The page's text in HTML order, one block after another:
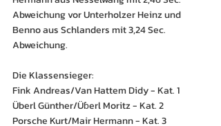
Abweichung vor Unterholzer Heinz und
Benno aus Schlanders mit 3,24 Sec.
Abweichung.
Die Klassensieger:
Fink Andreas/Van Hattem Didy - Kat. 1
Überl Günther/Üɓerl Moritz - Kat. 2
Porsche Kurt/Mair Hermann - Kat. 3